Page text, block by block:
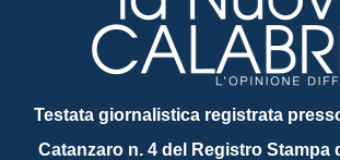
Testata giornalistica registrata
Catanzaro n. 4 del Registro Stampa